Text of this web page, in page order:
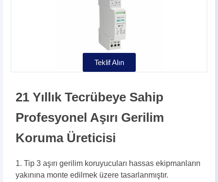
Teklif Alın
21 Yıllık Tecrübeye Sahip
Profesyonel Aşırı Gerilim
Koruma Üreticisi
1. Tip 3 aşırı gerilim koruyucuları hassas ekipmanların
yakınına monte edilmek üzere tasarlanmıştır.